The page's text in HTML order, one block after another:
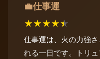
💼仕事運
★★★★★
仕事運は、火の力強
れる一日です。トリ